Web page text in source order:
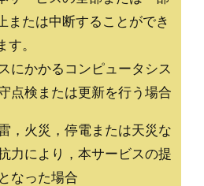
または中断することができ
す。
にかかるコンピュータシス
点検または更新を行う場合
，火災，停電または天災な
力により，本サービスの提
なった場合